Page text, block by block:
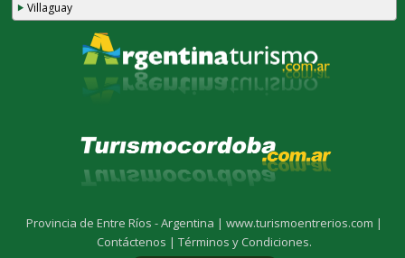
Villaguay
Provincia de Entre Ríos - Argentina |www.turismoentrerios.com |
Contáctenos |Términos y Condiciones.